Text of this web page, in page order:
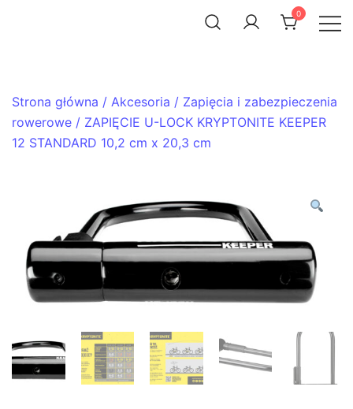
0
Strona główna / Akcesoria / Zapięcia i zabezpieczenia
rowerowe / ZAPIĘCIE U-LOCK KRYPTONITE KEEPER
12 STANDARD 10,2 cm x 20,3 cm